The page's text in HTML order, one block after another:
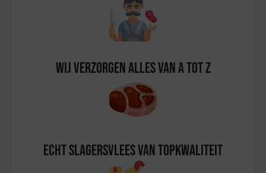
Wij verzorgen alles van A tot Z
Echt slagersvlees van topkwaliteit